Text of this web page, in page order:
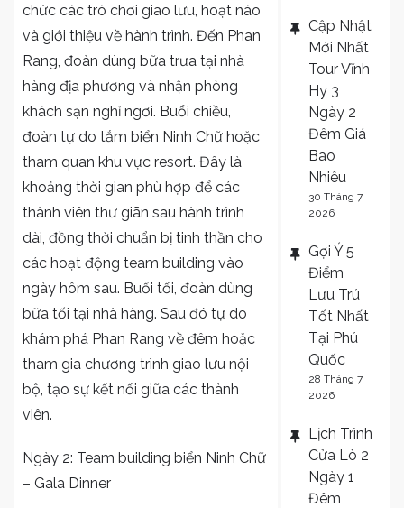
chức các trò chơi giao lưu, hoạt náo
và giới thiệu về hành trình. Đến Phan
Rang, đoàn dùng bữa trưa tại nhà
hàng địa phương và nhận phòng
khách sạn nghỉ ngơi. Buổi chiều,
đoàn tự do tắm biển Ninh Chữ hoặc
tham quan khu vực resort. Đây là
khoảng thời gian phù hợp để các
thành viên thư giãn sau hành trình
dài, đồng thời chuẩn bị tinh thần cho
các hoạt động team building vào
ngày hôm sau. Buổi tối, đoàn dùng
bữa tối tại nhà hàng. Sau đó tự do
khám phá Phan Rang về đêm hoặc
tham gia chương trình giao lưu nội
bộ, tạo sự kết nối giữa các thành
viên.
Ngày 2: Team building biển Ninh Chữ
– Gala Dinner
Cập Nhật
Mới Nhất
Tour Vĩnh
Hy 3
Ngày 2
Đêm Giá
Bao
Nhiêu
30 Tháng 7,
2026
Gợi Ý 5
Điểm
Lưu Trú
Tốt Nhất
Tại Phú
Quốc
28 Tháng 7,
2026
Lịch Trình
Cửa Lò 2
Ngày 1
Đêm